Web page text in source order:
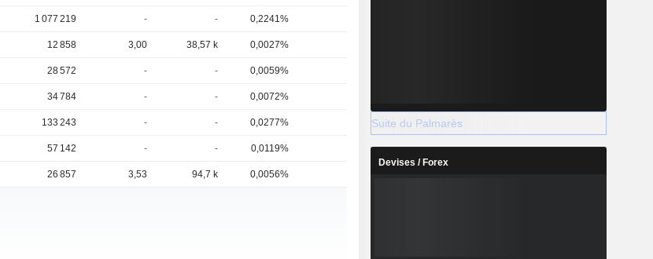
1 077 219 - - 0,2241%
12 858 3,00 38,57 k 0,0027%
28 572 - - 0,0059%
34 784 - - 0,0072%
133 243 - - 0,0277%
57 142 - - 0,0119%
26 857 3,53 94,7 k 0,0056%
Suite du Palmarès
Devises / Forex